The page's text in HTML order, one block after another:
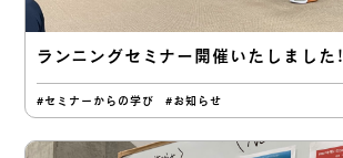
ランニングセミナー開催いたしました！
#セミナーからの学び #お知らせ